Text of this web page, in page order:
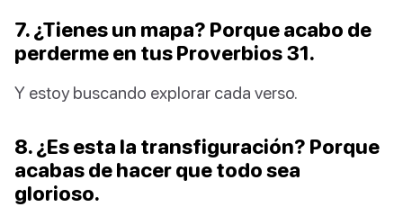
7. ¿Tienes un mapa? Porque acabo de
perderme en tus Proverbios 31.
Y estoy buscando explorar cada verso.
8. ¿Es esta la transfiguración? Porque
acabas de hacer que todo sea
glorioso.